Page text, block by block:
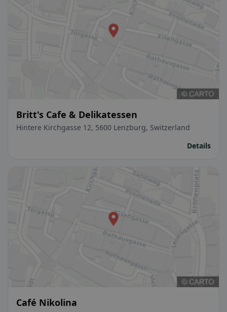
Britt's Cafe & Delikatessen
Hintere Kirchgasse 12, 5600 Lenzburg, Switzerland
Details
Café Nikolina